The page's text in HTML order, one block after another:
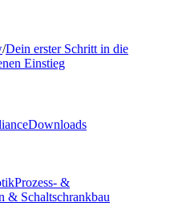
/Dein erster Schritt in die
Einstieg
Downloads
Prozess- &
& Schaltschrankbau